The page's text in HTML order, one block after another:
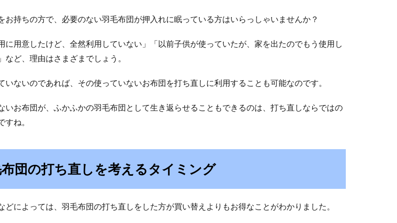
お持ちの方で、必要のない羽毛布団が押入れに眠っている方はいらっしゃいませんか？
に用意したけど、全然利用していない」「以前子供が使っていたが、家を出たのでもう使用し
など、理由はさまざまでしょう。
いないのであれば、その使っていないお布団を打ち直しに利用することも可能なのです。
いお布団が、ふかふかの羽毛布団として生き返らせることもできるのは、打ち直しならではの
すね。
団の打ち直しを考えるタイミング
どによっては、羽毛布団の打ち直しをした方が買い替えよりもお得なことがわかりました。